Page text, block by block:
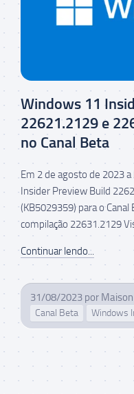
Windows 11
22621.2129 e
no Canal Beta
Em 2 de agosto de 2023
Insider Preview Build
(KB5029359) para o
compilação 22631.2129
Continuar lendo...
31/08/2023 por
Canal Beta Windows